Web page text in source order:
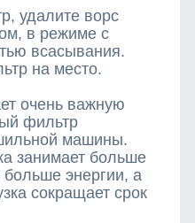
удалите ворс
в режиме с
всасывания.
на место.
очень важную
фильтр
машины.
занимает больше
больше энергии, а
сокращает срок